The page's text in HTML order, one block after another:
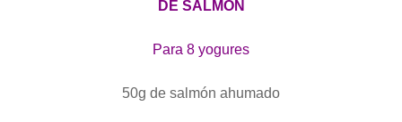
DE SALMÓN
Para 8 yogures
50g de salmón ahumado